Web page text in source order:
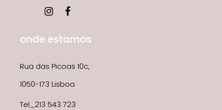
onde estamos
Rua das Picoas 10c,
1050-173 Lisboa
Tel_213 543 723